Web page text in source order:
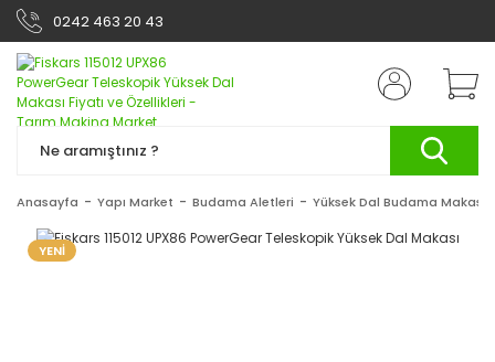
0242 463 20 43
Anasayfa Yapı Market Budama Aletleri Yüksek Dal Budama
YENİ